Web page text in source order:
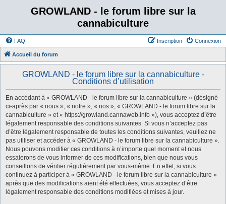
GROWLAND - le forum libre sur la
cannabiculture
FAQ Connexion
Inscription
Accueil du forum
GROWLAND - le forum libre sur la cannabiculture -
Conditions d’utilisation
En accédant à « GROWLAND - le forum libre sur la cannabiculture » (désigné
ci-après par « nous », « notre », « nos », « GROWLAND - le forum libre sur la
cannabiculture » et « https://growland.cannaweb.info »), vous acceptez d’être
légalement responsable des conditions suivantes. Si vous n’acceptez pas
d’être légalement responsable de toutes les conditions suivantes, veuillez ne
pas utiliser et accéder à « GROWLAND - le forum libre sur la cannabiculture ».
Nous pouvons modifier ces conditions à n’importe quel moment et nous
essaierons de vous informer de ces modifications, bien que nous vous
conseillons de vérifier régulièrement par vous-même. En effet, si vous
continuez à participer à « GROWLAND - le forum libre sur la cannabiculture »
après que des modifications aient été effectuées, vous acceptez d’être
légalement responsable des conditions modifiées et mises à jour.